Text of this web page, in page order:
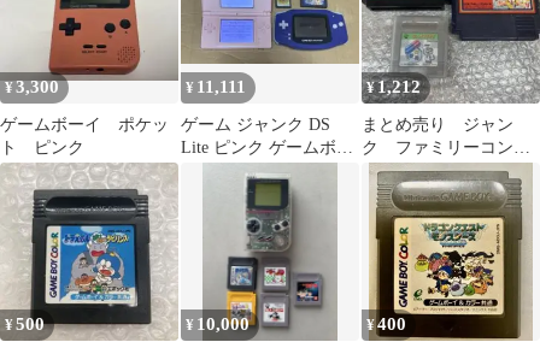
¥3,300
ゲームボーイ ポケッ
ト ピンク
¥ 11,111
ゲーム ジャンク DS
Lite ピンク ゲームボー
イアドバンス 本体
¥1,212
まとめ売り ジャン
ク ファミリーコンピ
ュータ ソフト ゲー
ムボーイ 任天堂
¥500 ¥ 10,000 ¥400